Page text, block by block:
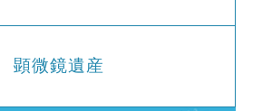
顕微鏡遺産